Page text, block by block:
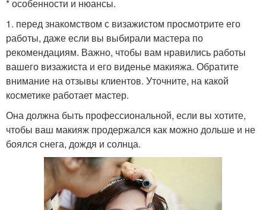
* особенности и нюансы.
1. перед знакомством с визажистом просмотрите его
работы, даже если вы выбирали мастера по
рекомендациям. Важно, чтобы вам нравились работы
вашего визажиста и его виденье макияжа. Обратите
внимание на отзывы клиентов. Уточните, на какой
косметике работает мастер.
Она должна быть профессиональной, если вы хотите,
чтобы ваш макияж продержался как можно дольше и не
боялся снега, дождя и солнца.